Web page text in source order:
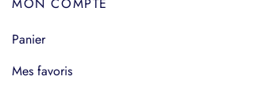
Panier
Mes favoris